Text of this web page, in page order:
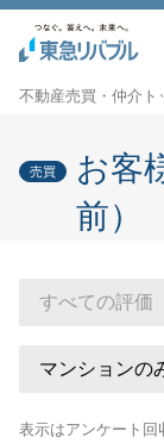
不動産売買・仲介ト
売買
お客
前）
表示はアンケート回